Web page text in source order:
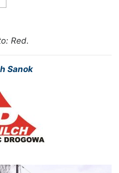
Red.
Sanok